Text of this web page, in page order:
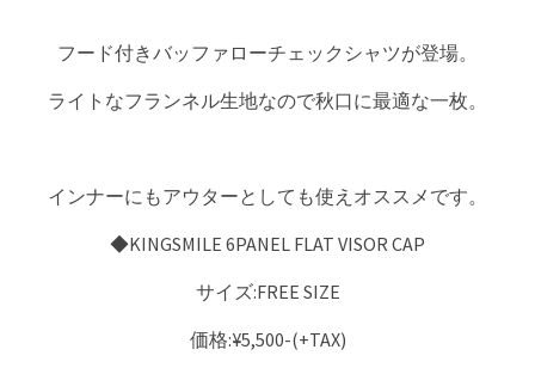
フード付きバッファローチェックシャツが登場。
ライトなフランネル生地なので秋口に最適な一枚。
インナーにもアウターとしても使えオススメです。
◆KINGSMILE 6PANEL FLAT VISOR CAP
サイズ:FREE SIZE
価格:¥5,500-(+TAX)